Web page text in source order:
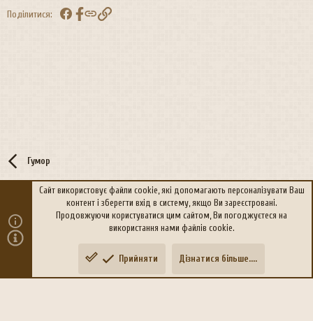
Поділитися: FacebookПосилання
Гумор
Політика конфіденційності Дoпoмoга
Community platform by XenForo
xen-foro.com.ua Зверху
Сайт використовує файли cookie, які допомагають персоналізувати Ваш
контент і зберегти вхід в систему, якщо Ви зареєстровані.
Продовжуючи користуватися цим сайтом, Ви погоджуєтеся на
використання нами файлів cookie.
Прийняти Дізнатися більше....